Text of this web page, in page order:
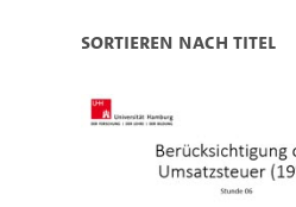
Sortieren nach Titel